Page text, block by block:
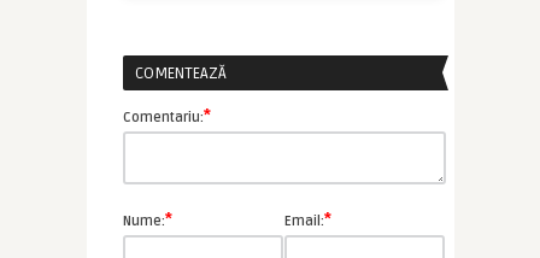
COMENTEAZĂ
Comentariu:*
Nume:* Email:*